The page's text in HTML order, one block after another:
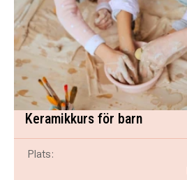
Keramikkurs för barn
Plats: